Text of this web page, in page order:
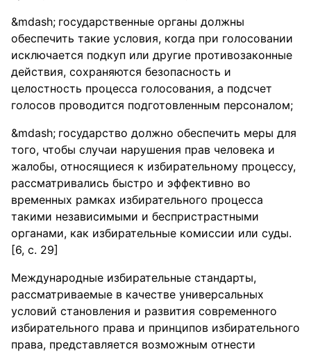
государственные органы должны
обеспечить такие условия, когда при голосовании
исключается подкуп или другие противозаконные
действия, сохраняются безопасность и
целостность процесса голосования, а подсчет
голосов проводится подготовленным персоналом;
государство должно обеспечить меры для
того, чтобы случаи нарушения прав человека и
жалобы, относящиеся к избирательному процессу,
рассматривались быстро и эффективно во
временных рамках избирательного процесса
такими независимыми и беспристрастными
органами, как избирательные комиссии или суды.
[6, с. 29]
Международные избирательные стандарты,
рассматриваемые в качестве универсальных
условий становления и развития современного
избирательного права и принципов избирательного
права, представляется возможным отнести